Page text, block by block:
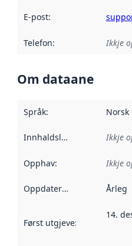
E-post:
Telefon: Ikkje
Om dataane
Språk: Norsk
Innhaldsleverandørar :
Ikkje
Opphav: Ikkje
Oppdateringsfrekvens :
Årleg
Først utgjeve:
14.